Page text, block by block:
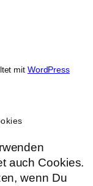
mit WordPress
auch Cookies.
wenn Du